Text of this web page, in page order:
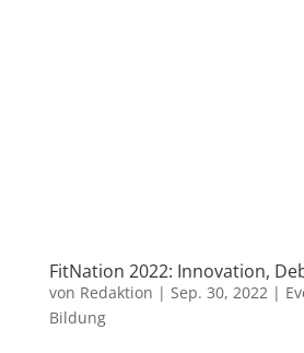
FitNation 2022: Innovation,
von Redaktion | Sep. 30, 2022|
Bildung